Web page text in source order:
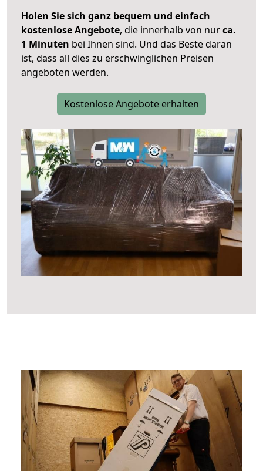
Holen Sie sich ganz bequem und einfach
kostenlose Angebote, die innerhalb von nurca.
1 Minuten bei Ihnen sind. Und das Beste daran
ist, dass all dies zu erschwinglichen Preisen
angeboten werden.
Kostenlose Angebote erhalten